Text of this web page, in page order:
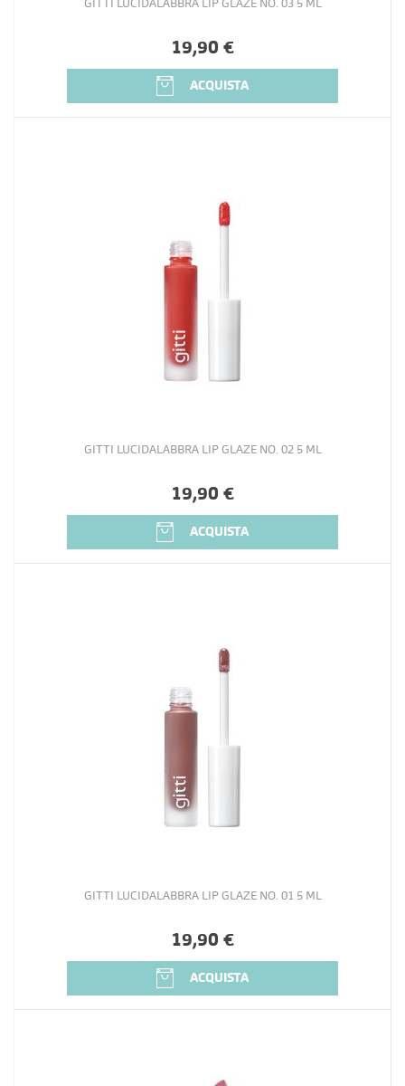
GITTI LUCIDALABBRA LIP GLAZE NO. 03 5 ML
19,90 €
ACQUISTA
GITTI LUCIDALABBRA LIP GLAZE NO. 02 5 ML
19,90 €
ACQUISTA
GITTI LUCIDALABBRA LIP GLAZE NO. 01 5 ML
19,90 €
ACQUISTA